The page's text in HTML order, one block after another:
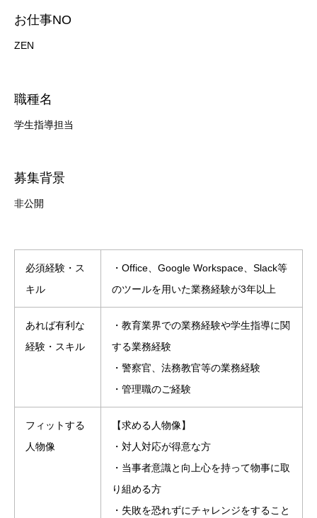
お仕事NO
ZEN
職種名
学生指導担当
募集背景
非公開
必須経験・ス
キル
・Office、Google Workspace、Slack等
のツールを用いた業務経験が3年以上
あれば有利な
経験・スキル
・教育業界での業務経験や学生指導に関
する業務経験
・警察官、法務教官等の業務経験
・管理職のご経験
フィットする
人物像
【求める人物像】
・対人対応が得意な方
・当事者意識と向上心を持って物事に取
り組める方
・失敗を恐れずにチャレンジをすること